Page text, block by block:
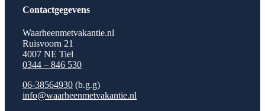
Contactgegevens
Waarheenmetvakantie.nl
Ruisvoorn 21
4007 NE Tiel
0344 – 846 530
06-38564930 (b.g.g)
info@waarheenmetvakantie.nl